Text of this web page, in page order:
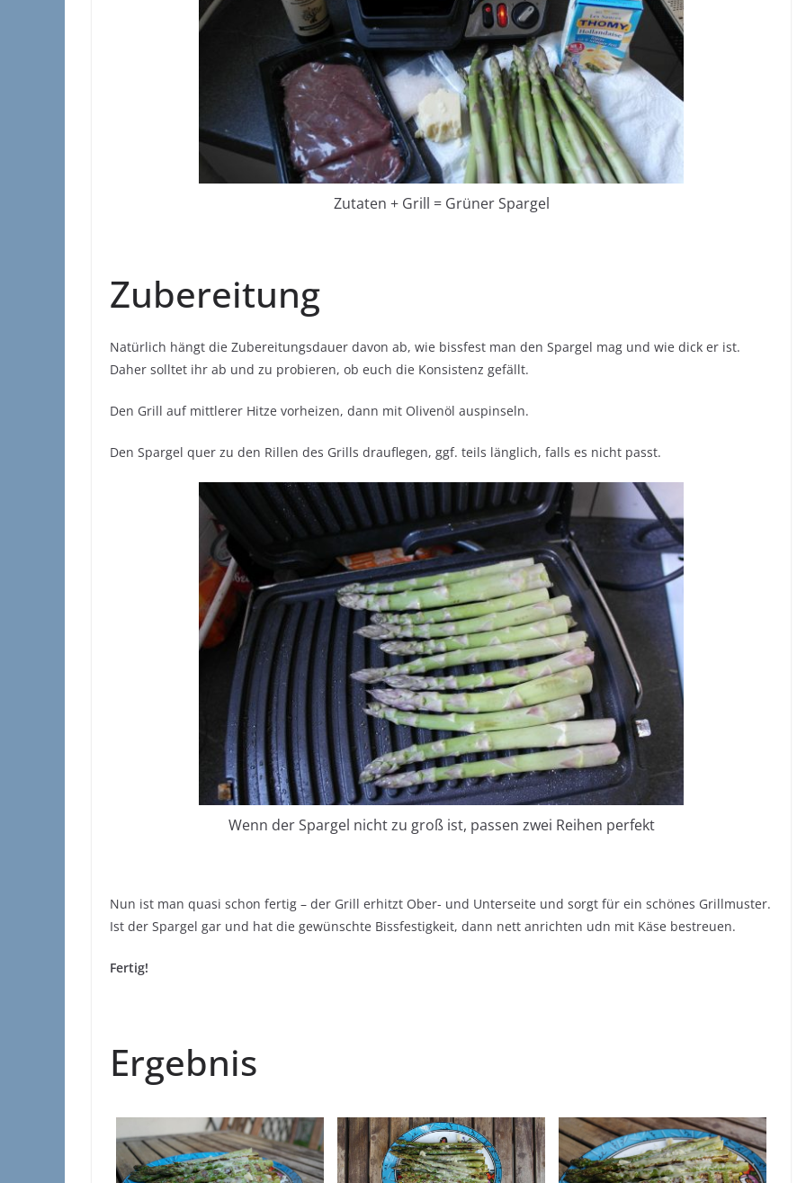
Zutaten + Grill = Grüner Spargel
Zubereitung
Natürlich hängt die Zubereitungsdauer davon ab, wie bissfest man den Spargel mag und wie dick er ist.
Daher solltet ihr ab und zu probieren, ob euch die Konsistenz gefällt.
Den Grill auf mittlerer Hitze vorheizen, dann mit Olivenöl auspinseln.
Den Spargel quer zu den Rillen des Grills drauflegen, ggf. teils länglich, falls es nicht passt.
Wenn der Spargel nicht zu groß ist, passen zwei Reihen perfekt
Nun ist man quasi schon fertig – der Grill erhitzt Ober- und Unterseite und sorgt für ein schönes Grillmuster.
Ist der Spargel gar und hat die gewünschte Bissfestigkeit, dann nett anrichten udn mit Käse bestreuen.
Fertig!
Ergebnis